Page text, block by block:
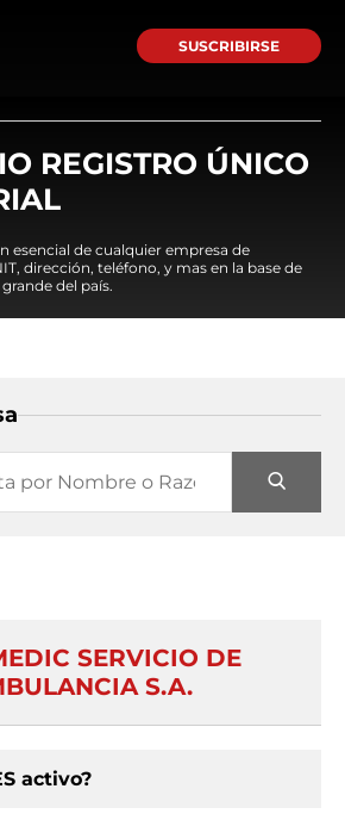
SUSCRIBIRSE
REGISTRO ÚNICO
esencial de cualquier empresa de
dirección, teléfono, y mas en la base de
del país.
SERVICIO DE
S.A.
activo?